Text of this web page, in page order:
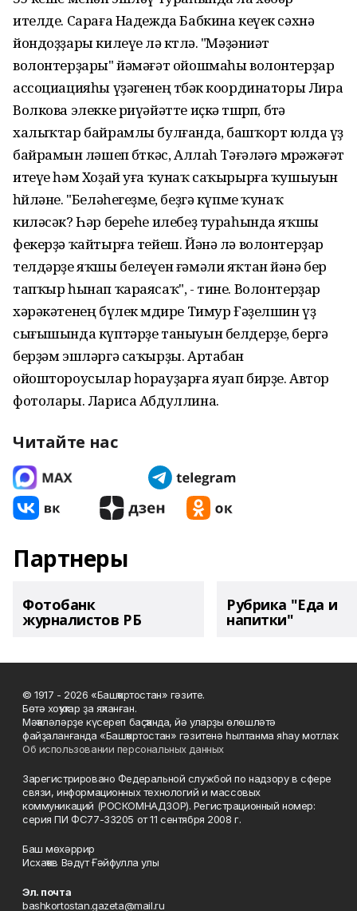
ителде. Сараға Надежда Бабкина кеүек сәхнә
йондоҙҙары килеүе лә көтөлә. "Мәҙәниәт
волонтерҙары" йәмәғәт ойошмаһы волонтерҙар
ассоциацияһы үҙәгенең төбәк координаторы Лира
Волкова элекке риүәйәтте иҫкә төшөрөп, бөтә
халыҡтар байрамлы булғанда, башҡорт юлда үҙ
байрамын өләшеп бөткәс, Аллаһ Тәғәләгә мөрәжәғәт
итеүе һәм Хоҙай уға ҡунаҡ саҡырырға ҡушыуын
һөйләне. "Беләһегеҙме, беҙгә күпме ҡунаҡ
киләсәк? Һәр береһе илебеҙ тураһында яҡшы
фекерҙә ҡайтырға тейеш. Йәнә лә волонтерҙар
телдәрҙе яҡшы белеүен ғәмәли яҡтан йәнә бер
тапҡыр һынап ҡараясаҡ", - тине. Волонтерҙар
хәрәкәтенең бүлек мөдире Тимур Ғәҙелшин үҙ
сығышында күптәрҙе таныуын белдерҙе, бергә
берҙәм эшләргә саҡырҙы. Артабан
ойоштороусылар һорауҙарға яуап бирҙе. Автор
фотолары. Лариса Абдуллина.
Читайте нас
Партнеры
Фотобанк
журналистов РБ
Рубрика "Еда и
напитки"
© 1917 - 2026 «Башҡортостан» гәзите.
Бөтә хоҡуҡтар ҙа яҡланған.
Мәҡәләләрҙе күсереп баҫҡанда, йә уларҙы өлөшләтә
файҙаланғанда «Башҡортостан» гәзитенә һылтанма яһау мотлаҡ.
Об использовании персональных данных
Зарегистрировано Федеральной службой по надзору в сфере
связи, информационных технологий и массовых
коммуникаций (РОСКОМНАДЗОР). Регистрационный номер:
серия ПИ ФС77-33205 от 11 сентября 2008 г.
Баш мөхәррир
Исхаҡов Вәдүт Ғәйфулла улы
Эл. почта
bashkortostan.gazeta@mail.ru